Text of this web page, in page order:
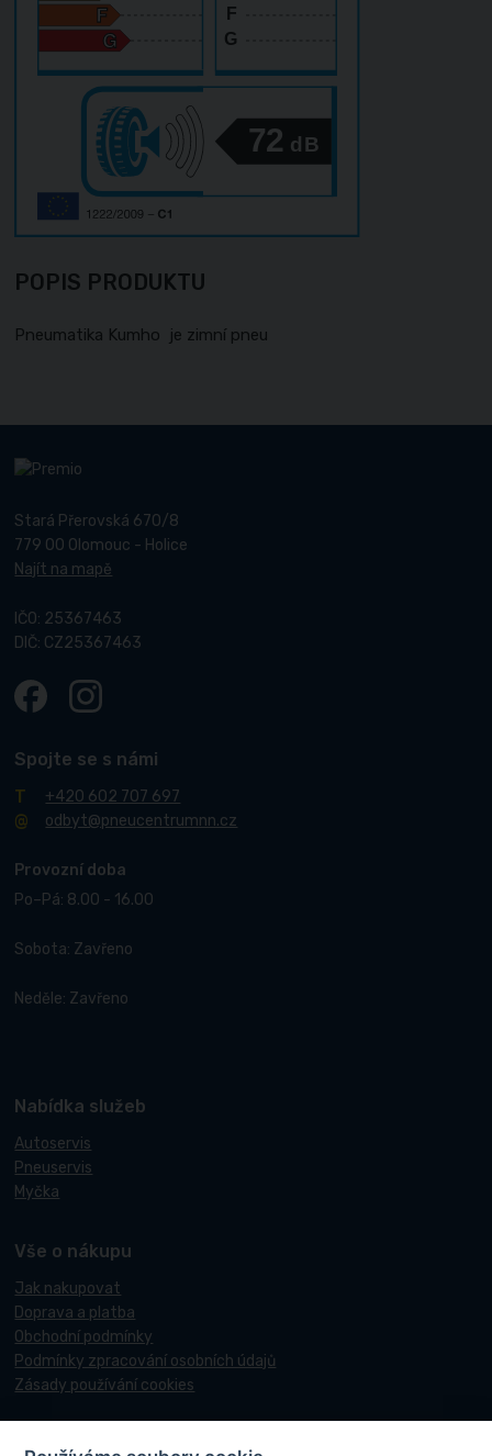
F
G
72 dB
POPIS PRODUKTU
Pneumatika Kumho je zimní pneu
Stará Přerovská 670/8
779 00 Olomouc - Holice
Najít na mapě
IČO: 25367463
DIČ: CZ25367463
Spojte se s námi
+420 602 707 697
odbyt@pneucentrumnn.cz
Provozní doba
Po–Pá: 8.00 - 16.00
Sobota: Zavřeno
Neděle: Zavřeno
Nabídka služeb
Autoservis
Pneuservis
Myčka
Vše o nákupu
Jak nakupovat
Doprava a platba
Obchodní podmínky
Podmínky zpracování osobních údajů
Zásady používání cookies